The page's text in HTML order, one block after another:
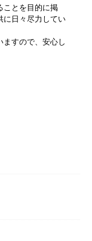
ことを目的に掲
に日々尽力してい
すので、安心し